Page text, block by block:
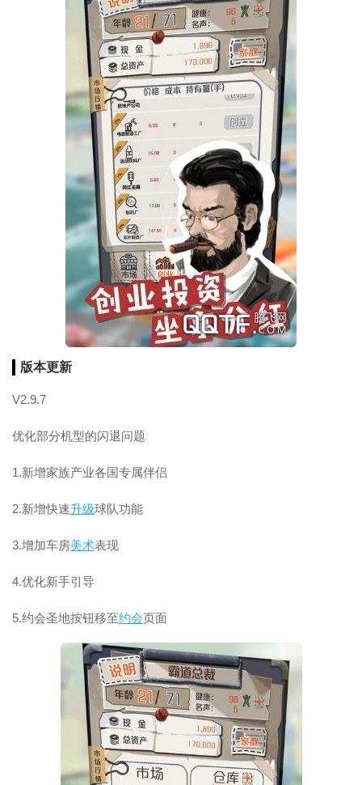
版本更新
V2.9.7
优化部分机型的闪退问题
1.新增家族产业各国专属伴侣
2.新增快速升级球队功能
3.增加车房美术表现
4.优化新手引导
5.约会圣地按钮移至约会页面